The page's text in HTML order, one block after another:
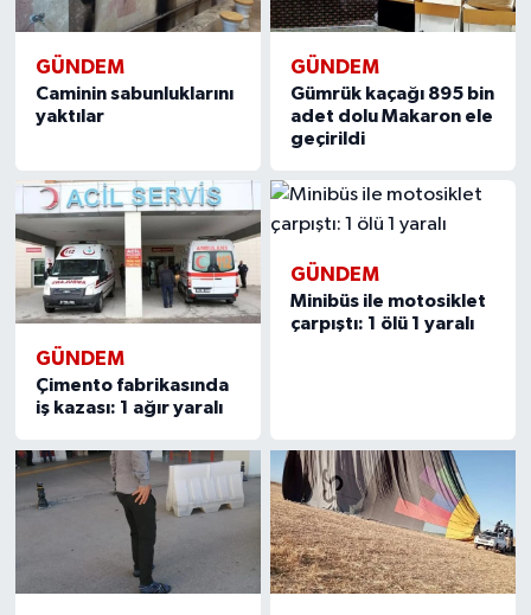
GÜNDEM
Caminin sabunluklarını
yaktılar
GÜNDEM
Gümrük kaçağı 895 bin
adet dolu Makaron ele
geçirildi
GÜNDEM
Çimento fabrikasında
iş kazası: 1 ağır yaralı
GÜNDEM
Minibüs ile motosiklet
çarpıştı: 1 ölü 1 yaralı